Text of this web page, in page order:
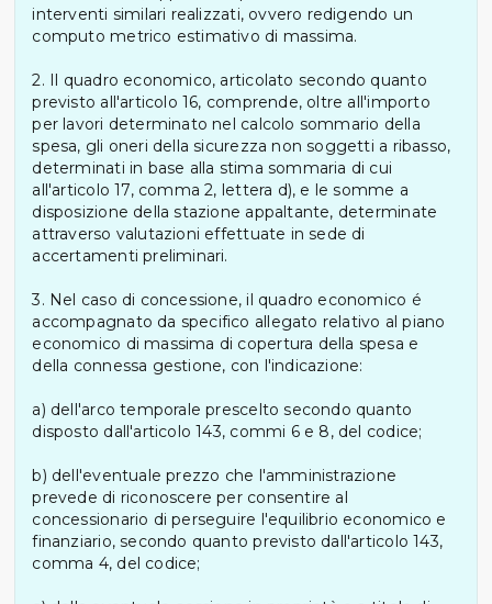
interventi similari realizzati, ovvero redigendo un
computo metrico estimativo di massima.
2. Il quadro economico, articolato secondo quanto
previsto all'articolo 16, comprende, oltre all'importo
per lavori determinato nel calcolo sommario della
spesa, gli oneri della sicurezza non soggetti a ribasso,
determinati in base alla stima sommaria di cui
all'articolo 17, comma 2, lettera d), e le somme a
disposizione della stazione appaltante, determinate
attraverso valutazioni effettuate in sede di
accertamenti preliminari.
3. Nel caso di concessione, il quadro economico é
accompagnato da specifico allegato relativo al piano
economico di massima di copertura della spesa e
della connessa gestione, con l'indicazione:
a) dell'arco temporale prescelto secondo quanto
disposto dall'articolo 143, commi 6 e 8, del codice;
b) dell'eventuale prezzo che l'amministrazione
prevede di riconoscere per consentire al
concessionario di perseguire l'equilibrio economico e
finanziario, secondo quanto previsto dall'articolo 143,
comma 4, del codice;